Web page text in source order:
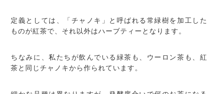
定義としては、「チャノキ」と呼ばれる常緑樹を加工した
ものが紅茶で、それ以外はハーブティーとなります。
ちなみに、私たちが飲んでいる緑茶も、ウーロン茶も、紅
茶と同じチャノキから作られています。